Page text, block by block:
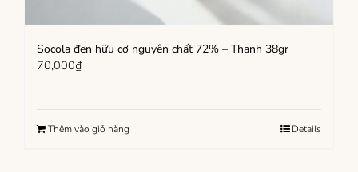
Socola đen hữu cơ nguyên chất 72% – Thanh 38gr
70,000₫
Thêm vào giỏ hàng Details